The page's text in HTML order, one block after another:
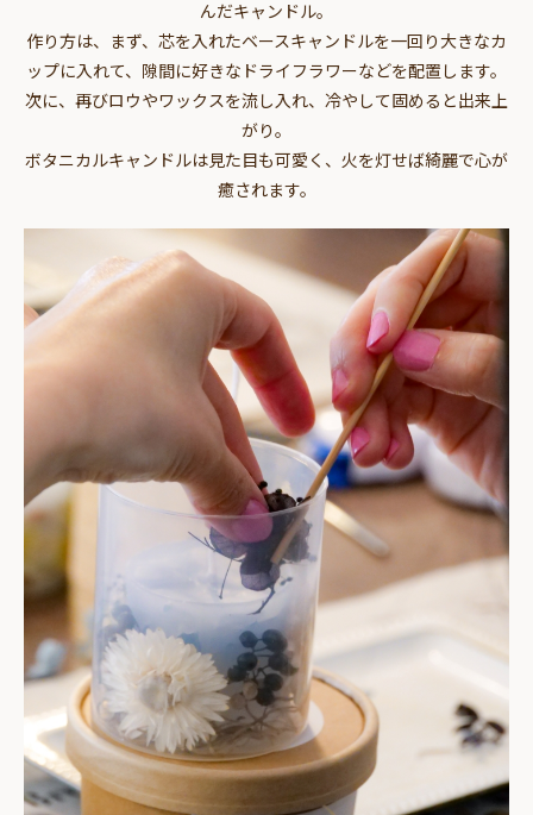
んだキャンドル。
作り方は、まず、芯を入れたベースキャンドルを一回り大きなカ
ップに入れて、隙間に好きなドライフラワーなどを配置します。
次に、再びロウやワックスを流し入れ、冷やして固めると出来上
がり。
ボタニカルキャンドルは見た目も可愛く、火を灯せば綺麗で心が
癒されます。